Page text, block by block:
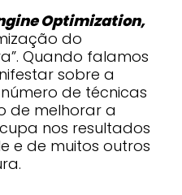
Optimization,
do
Quando falamos
sobre a
de técnicas
de melhorar a
nos resultados
e de muitos outros